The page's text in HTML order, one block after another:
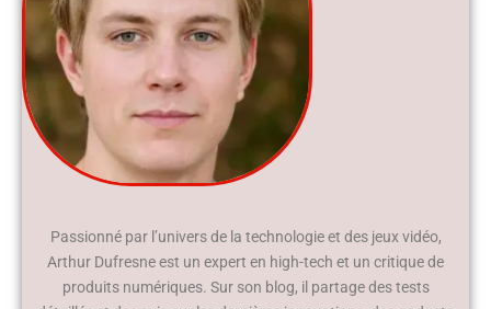
Passionné par l’univers de la technologie et des jeux vidéo,
Arthur Dufresne est un expert en high-tech et un critique de
produits numériques. Sur son blog, il partage des tests